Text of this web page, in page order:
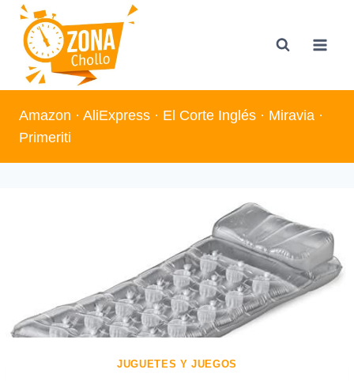
Saltar
contenido
Amazon · AliExpress · El Corte Inglés · Miravia ·
Primeriti
JUGUETES Y JUEGOS